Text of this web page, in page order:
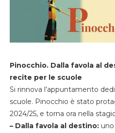
Pinocchio. Dalla favola al
recite per le scuole
Si rinnova l’appuntamento
scuole. Pinocchio è stato
2024/25, e torna ora nella
– Dalla favola al destino: